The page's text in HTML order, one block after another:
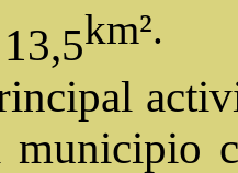
km².
municipio